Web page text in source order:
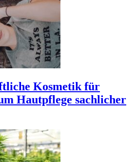
Kosmetik für
Hautpflege sachlicher